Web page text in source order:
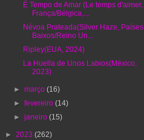
É Tempo de Amar (Le temps d'aimer,
França/Bélgica,...
Névoa Prateada(Silver Haze, Países
Baixos/Reino Un...
Ripley(EUA, 2024)
La Huella de Unos Labios(México,
2023)
►março(16)
►fevereiro(14)
►janeiro(15)
► 2023 (262)